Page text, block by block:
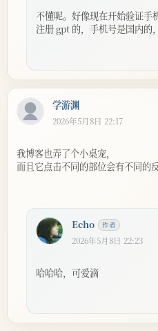
不懂呢。好像现在开始验证手
注册 gpt 的，手机号是国内的
学游渊
2026年5月8日 22:17
我博客也弄了个小桌宠，
而且它点击不同的部位会有不同的
Echo
2026年5月8日 22:23
哈哈哈，可爱滴